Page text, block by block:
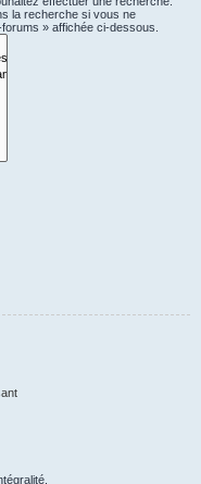
la recherche si vous ne
» affichée ci-dessous.